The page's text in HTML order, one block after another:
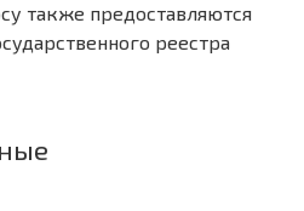
также предоставляются
реестра